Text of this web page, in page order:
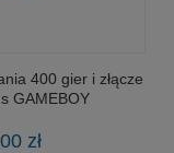
400 gier i złącze
GAMEBOY
zł